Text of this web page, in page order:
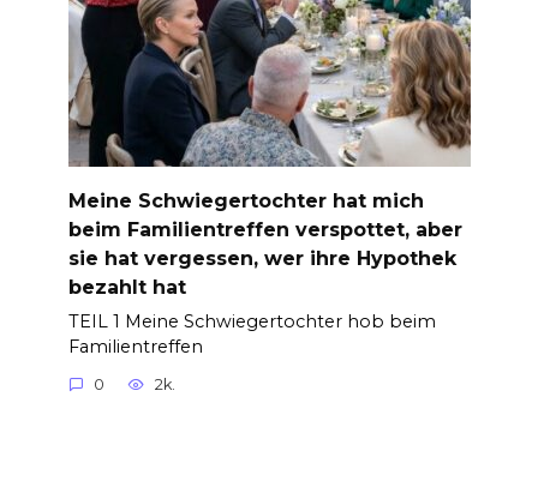
Meine Schwiegertochter hat mich
beim Familientreffen verspottet, aber
sie hat vergessen, wer ihre Hypothek
bezahlt hat
TEIL 1 Meine Schwiegertochter hob beim
Familientreffen
0 2k.